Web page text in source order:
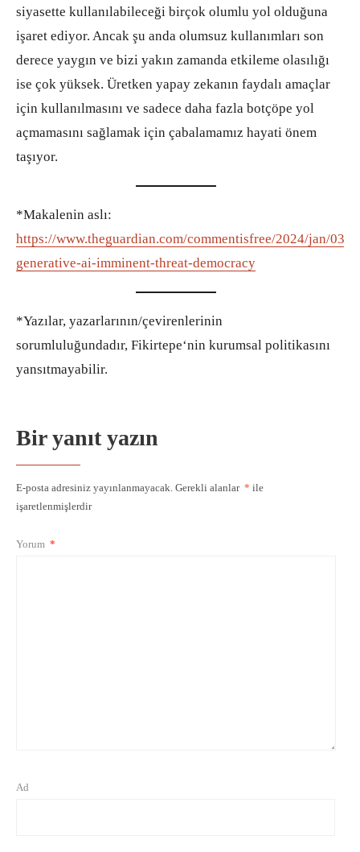
siyasette kullanılabileceği birçok olumlu yol olduğuna
işaret ediyor. Ancak şu anda olumsuz kullanımları son
derece yaygın ve bizi yakın zamanda etkileme olasılığı
ise çok yüksek. Üretken yapay zekanın faydalı amaçlar
için kullanılmasını ve sadece daha fazla botçöpe yol
açmamasını sağlamak için çabalamamız hayati önem
taşıyor.
*Makalenin aslı:
https://www.theguardian.com/commentisfree/2024/jan/03/
generative-ai-imminent-threat-democracy
*Yazılar, yazarlarının/çevirenlerinin
sorumluluğundadır, Fikirtepe‘nin kurumsal politikasını
yansıtmayabilir.
Bir yanıt yazın
E-posta adresiniz yayınlanmayacak. Gerekli alanlar * ile
işaretlenmişlerdir
Yorum *
Ad